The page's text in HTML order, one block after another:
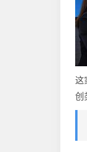
这
创